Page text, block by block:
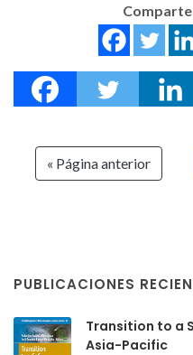
« Página anterior
PUBLICACIONES
Transition to a
Asia-Pacific